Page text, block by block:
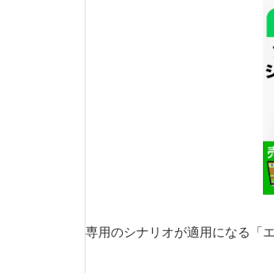
専用のシナリオが適用になる「